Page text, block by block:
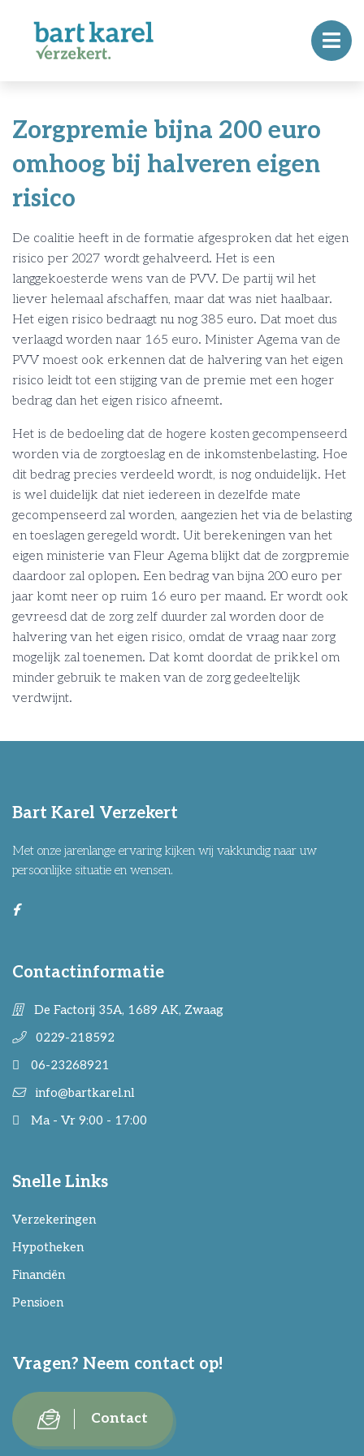
Zorgpremie bijna 200 euro
omhoog bij halveren eigen
risico
De coalitie heeft in de formatie afgesproken dat het eigen
risico per 2027 wordt gehalveerd. Het is een
langgekoesterde wens van de PVV. De partij wil het
liever helemaal afschaffen, maar dat was niet haalbaar.
Het eigen risico bedraagt nu nog 385 euro. Dat moet dus
verlaagd worden naar 165 euro. Minister Agema van de
PVV moest ook erkennen dat de halvering van het eigen
risico leidt tot een stijging van de premie met een hoger
bedrag dan het eigen risico afneemt.
Het is de bedoeling dat de hogere kosten gecompenseerd
worden via de zorgtoeslag en de inkomstenbelasting. Hoe
dit bedrag precies verdeeld wordt, is nog onduidelijk. Het
is wel duidelijk dat niet iedereen in dezelfde mate
gecompenseerd zal worden, aangezien het via de belasting
en toeslagen geregeld wordt. Uit berekeningen van het
eigen ministerie van Fleur Agema blijkt dat de zorgpremie
daardoor zal oplopen. Een bedrag van bijna 200 euro per
jaar komt neer op ruim 16 euro per maand. Er wordt ook
gevreesd dat de zorg zelf duurder zal worden door de
halvering van het eigen risico, omdat de vraag naar zorg
mogelijk zal toenemen. Dat komt doordat de prikkel om
minder gebruik te maken van de zorg gedeeltelijk
verdwijnt.
Bart Karel Verzekert
Met onze jarenlange ervaring kijken wij vakkundig naar uw
persoonlijke situatie en wensen.
Contactinformatie
De Factorij 35A, 1689 AK, Zwaag
0229-218592
06-23268921
info@bartkarel.nl
Ma - Vr 9:00 - 17:00
Snelle Links
Verzekeringen
Hypotheken
Financiën
Pensioen
Vragen? Neem contact op!
Contact